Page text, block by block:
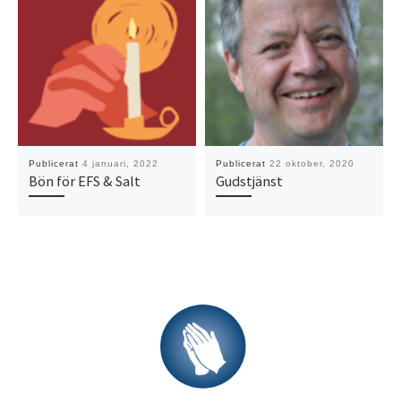
Publicerat 4 januari, 2022
Bön för EFS & Salt
Publicerat 22 oktober, 2020
Gudstjänst